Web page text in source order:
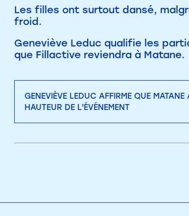
Les filles ont surtout dansé,
froid.
Geneviève Leduc qualifie les
que Fillactive reviendra à Matane.
GENEVIÈVE LEDUC AFFIRME QUE
HAUTEUR DE L'ÉVÉNEMENT